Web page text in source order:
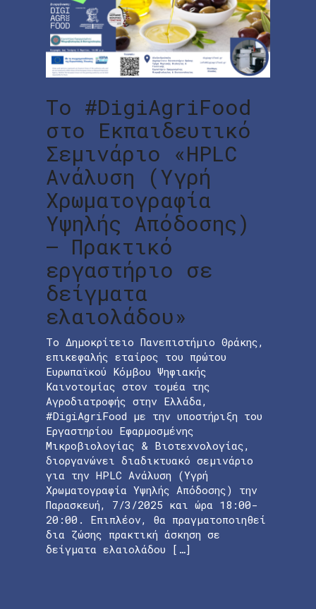
Το #DigiAgriFood
στο Εκπαιδευτικό
Σεμινάριο «HPLC
Ανάλυση (Υγρή
Χρωματογραφία
Υψηλής Απόδοσης)
– Πρακτικό
εργαστήριο σε
δείγματα
ελαιολάδου»
Το Δημοκρίτειο Πανεπιστήμιο Θράκης,
επικεφαλής εταίρος του πρώτου
Ευρωπαϊκού Κόμβου Ψηφιακής
Καινοτομίας στον τομέα της
Αγροδιατροφής στην Ελλάδα,
#DigiAgriFood με την υποστήριξη του
Εργαστηρίου Εφαρμοσμένης
Μικροβιολογίας & Βιοτεχνολογίας,
διοργανώνει διαδικτυακό σεμινάριο
για την HPLC Ανάλυση (Υγρή
Χρωματογραφία Υψηλής Απόδοσης) την
Παρασκευή, 7/3/2025 και ώρα 18:00-
20:00. Επιπλέον, θα πραγματοποιηθεί
δια ζώσης πρακτική άσκηση σε
δείγματα ελαιολάδου […]